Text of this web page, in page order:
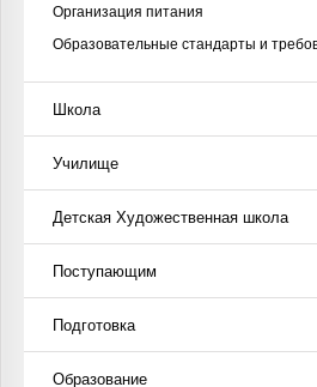
Организация питания
Образовательные стандарты и
Школа
Училище
Детская Художественная школа
Поступающим
Подготовка
Образование